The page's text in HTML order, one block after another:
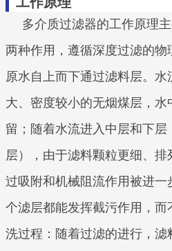
多介质过滤器的工作原理
两种作用，遵循深度过滤的物
原水自上而下通过滤料层。
大、密度较小的无烟煤层，
留；随着水流进入中层和下
层），由于滤料颗粒更细、
过吸附和机械阻流作用被进
个滤层都能发挥截污作用，
洗过程：随着过滤的进行，滤